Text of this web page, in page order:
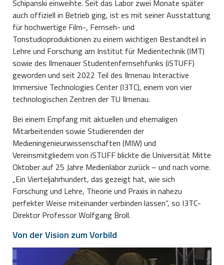
Schipanski einweihte. Seit das Labor zwei Monate später
auch offiziell in Betrieb ging, ist es mit seiner Ausstattung
für hochwertige Film-, Fernseh- und
Tonstudioproduktionen zu einem wichtigen Bestandteil in
Lehre und Forschung am Institut für Medientechnik (IMT)
sowie des Ilmenauer Studentenfernsehfunks (iSTUFF)
geworden und seit 2022 Teil des Ilmenau Interactive
Immersive Technologies Center (I3TC), einem von vier
technologischen Zentren der TU Ilmenau.
Bei einem Empfang mit aktuellen und ehemaligen
Mitarbeitenden sowie Studierenden der
Medieningenieurwissenschaften (MIW) und
Vereinsmitgliedern von iSTUFF blickte die Universität Mitte
Oktober auf 25 Jahre Medienlabor zurück – und nach vorne.
„Ein Vierteljahrhundert, das gezeigt hat, wie sich
Forschung und Lehre, Theorie und Praxis in nahezu
perfekter Weise miteinander verbinden lassen“, so I3TC-
Direktor Professor Wolfgang Broll.
Von der Vision zum Vorbild
TU Ilmenau